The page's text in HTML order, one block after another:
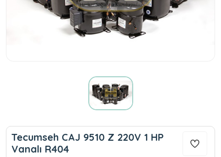
Tecumseh CAJ 9510 Z 220V 1 HP
Vanalı R404